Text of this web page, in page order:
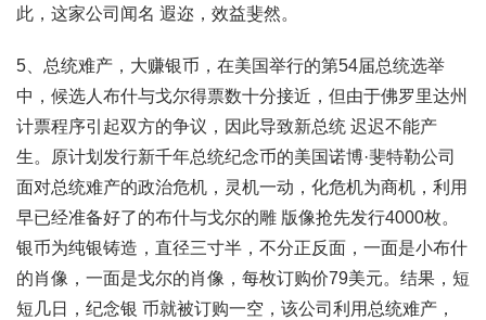
此，这家公司闻名 遐迩，效益斐然。
5、总统难产，大赚银币，在美国举行的第54届总统选举
中，候选人布什与戈尔得票数十分接近，但由于佛罗里达州
计票程序引起双方的争议，因此导致新总统 迟迟不能产
生。原计划发行新千年总统纪念币的美国诺博·斐特勒公司
面对总统难产的政治危机，灵机一动，化危机为商机，利用
早已经准备好了的布什与戈尔的雕 版像抢先发行4000枚。
银币为纯银铸造，直径三寸半，不分正反面，一面是小布什
的肖像，一面是戈尔的肖像，每枚订购价79美元。结果，短
短几日，纪念银 币就被订购一空，该公司利用总统难产，